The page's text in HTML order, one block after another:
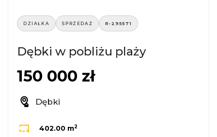
DZIAŁKA SPRZEDAŻ R-295571
Dębki w pobliżu plaży
150 000 zł
Dębki
402.00 m2